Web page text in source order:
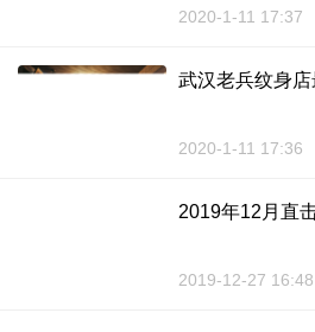
2020-1-11 17:37
武汉老兵纹身
2020-1-11 17:36
2019年12月直
2019-12-27 16:48